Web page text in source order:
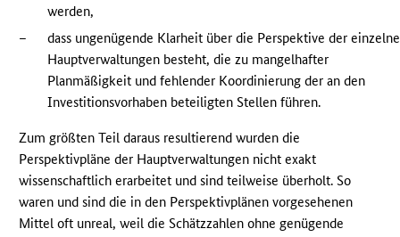
werden,
–
dass ungenügende Klarheit über die Perspektive der
Hauptverwaltungen besteht, die zu mangelhafter
Planmäßigkeit und fehlender Koordinierung der an den
Investitionsvorhaben beteiligten Stellen führen.
Zum größten Teil daraus resultierend wurden die
Perspektivpläne der Hauptverwaltungen nicht exakt
wissenschaftlich erarbeitet und sind teilweise überholt. So
waren und sind die in den Perspektivplänen vorgesehenen
Mittel oft unreal, weil die Schätzzahlen ohne genügende